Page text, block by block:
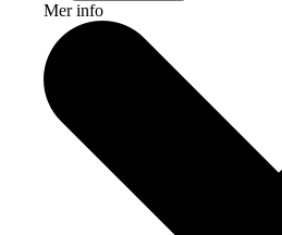
Mer info